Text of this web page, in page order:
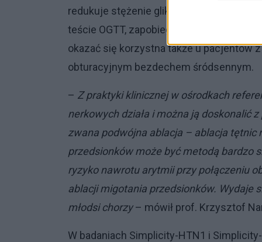
redukuje stężenie glikemii, insulinemii
teście OGTT, zapobiegając tym samym
okazać się korzystna także u pacjentów
obturacyjnym bezdechem śródsennym.
– Z praktyki klinicznej w ośrodkach
nerkowych działa i można ją doskonalić
zwana podwójna ablacja – ablacja tętnic
przedsionków może być metodą bardzo
ryzyko nawrotu arytmii przy połączeniu
ablacji migotania przedsionków. Wydaje
młodsi chorzy– mówił prof. Krzysztof
W badaniach Simplicity-HTN1 i